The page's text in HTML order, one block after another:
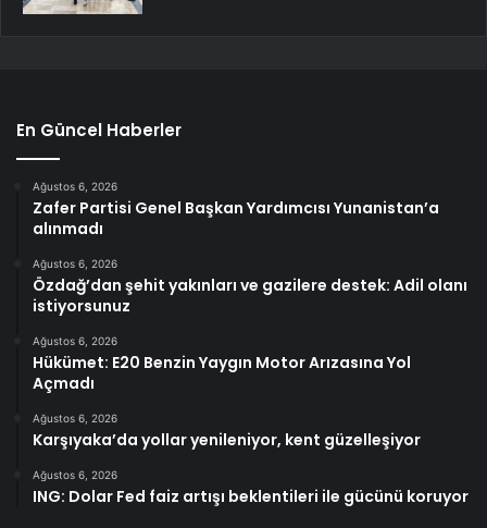
En Güncel Haberler
Ağustos 6, 2026
Zafer Partisi Genel Başkan Yardımcısı Yunanistan’a
alınmadı
Ağustos 6, 2026
Özdağ’dan şehit yakınları ve gazilere destek: Adil olanı
istiyorsunuz
Ağustos 6, 2026
Hükümet: E20 Benzin Yaygın Motor Arızasına Yol
Açmadı
Ağustos 6, 2026
Karşıyaka’da yollar yenileniyor, kent güzelleşiyor
Ağustos 6, 2026
ING: Dolar Fed faiz artışı beklentileri ile gücünü koruyor